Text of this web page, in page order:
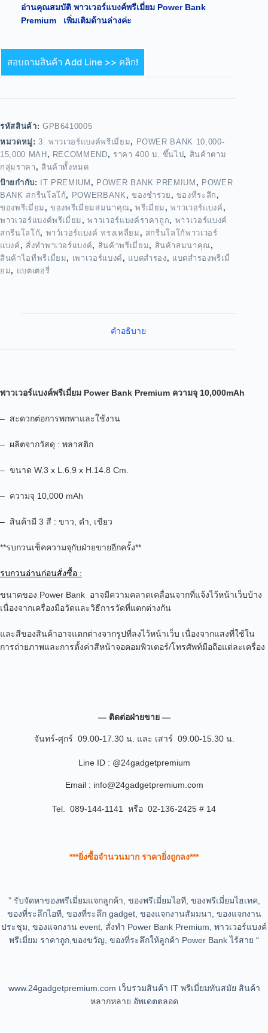
อ่านคุณสมบัติ พาวเวอร์แบงค์พรีเมี่ยม Power Bank
Premium เพิ่มเติมด้านล่างค่ะ
สอบถามสินค้า Add Line >> คลิก!
รหัสสินค้า: GPB6410005
หมวดหมู่:3. พาวเวอร์แบงค์พรีเมี่ยม, POWER BANK 10,000-
15,000 MAH , RECOMMEND, ราคา 400 บ. ขึ้นไป, สินค้าตาม
กลุ่มราคา , สินค้าทั้งหมด
ป้ายกำกับ:
IT PREMIUM , POWER BANK PREMIUM , POWER
BANK สกรีนโลโก้, POWERBANK, ของชำร่วย , ของที่ระลึก ,
ของพรีเมี่ยม ,ของพรีเมี่ยมสมนาคุณ,พรีเมี่ยม ,พาวเวอร์แบงค์ ,
พาวเวอร์แบงค์พรีเมี่ยม ,พาวเวอร์แบงค์ราคาถูก, พาวเวอร์แบงค์
สกรีนโลโก้, พาว์เวอร์แบงค์ ทรงเหลี่ยม , สกรีนโลโก้พาวเวอร์
แบงค์ , สั่งทำพาเวอร์แบงค์, สินค้าพรีเมี่ยม, สินค้าสมนาคุณ,
สินค้าไอทีพรีเมี่ยม, เพาเวอร์แบงค์ , แบตสำรอง, แบตสำรองพรีเมี่
ยม, แบตเตอรี่
คำอธิบาย
พาวเวอร์แบงค์พรีเมี่ยม Power Bank Premium ความจุ 10,000mAh
– สะดวกต่อการพกพาและใช้งาน
– ผลิตจากวัสดุ : พลาสติก
– ขนาด W.3 x L.6.9 x H.14.8 Cm.
– ความจุ 10,000 mAh
– สินค้ามี 3 สี : ขาว, ดำ, เขียว
**รบกวนเช็คความจุกับฝ่ายขายอีกครั้ง**
รบกวนอ่านก่อนสั่งซื้อ :
ขนาดของ Power Bank อาจมีความคลาดเคลื่อนจากที่แจ้งไว้หน้าเว็บบ้าง
เนื่องจากเครื่องมือวัดและวิธีการวัดที่แตกต่างกัน
และสีของสินค้าอาจแตกต่างจากรูปที่ลงไว้หน้าเว็บ เนื่องจากแสงที่ใช้ใน
การถ่ายภาพและการตั้งค่าสีหน้าจอคอมพิวเตอร์/โทรศัพท์มือถือแต่ละเครื่อง
— ติดต่อฝ่ายขาย —
จันทร์-ศุกร์ 09.00-17.30 น. และ เสาร์ 09.00-15.30 น.
Line ID : @24gadgetpremium
Email : info@24gadgetpremium.com
Tel. 089-144-1141 หรือ 02-136-2425 # 14
***ยิ่งซื้อจำนวนมาก ราคายิ่งถูกลง***
” รับจัดหาของพรีเมี่ยมแจกลูกค้า, ของพรีเมี่ยมไอที, ของพรีเมี่ยมไฮเทค,
ของที่ระลึกไอที, ของที่ระลึก gadget, ของแจกงานสัมมนา, ของแจกงาน
ประชุม, ของแจกงาน event, สั่งทำ Power Bank Premium, พาวเวอร์แบงค์
พรีเมี่ยม ราคาถูก,ของขวัญ, ของที่ระลึกให้ลูกค้า Power Bank ไร้สาย “
www.24gadgetpremium.com เว็บรวมสินค้า IT พรีเมี่ยมทันสมัย สินค้า
หลากหลาย อัพเดตตลอด